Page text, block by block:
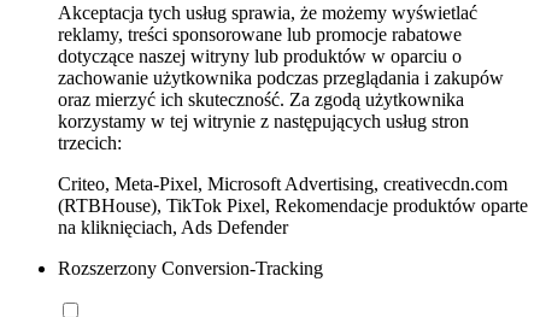
Akceptacja tych usług sprawia, że możemy wyświetlać
reklamy, treści sponsorowane lub promocje rabatowe
dotyczące naszej witryny lub produktów w oparciu o
zachowanie użytkownika podczas przeglądania i zakupów
oraz mierzyć ich skuteczność. Za zgodą użytkownika
korzystamy w tej witrynie z następujących usług stron
trzecich:
Criteo, Meta-Pixel, Microsoft Advertising, creativecdn.com
(RTBHouse), TikTok Pixel, Rekomendacje produktów oparte
na kliknięciach, Ads Defender
Rozszerzony Conversion-Tracking